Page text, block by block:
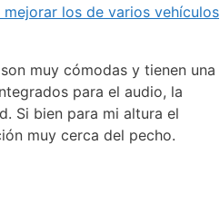
los de varios vehículos
muy cómodas y tienen una
para el audio, la
Si bien para mi altura el
muy cerca del pecho.